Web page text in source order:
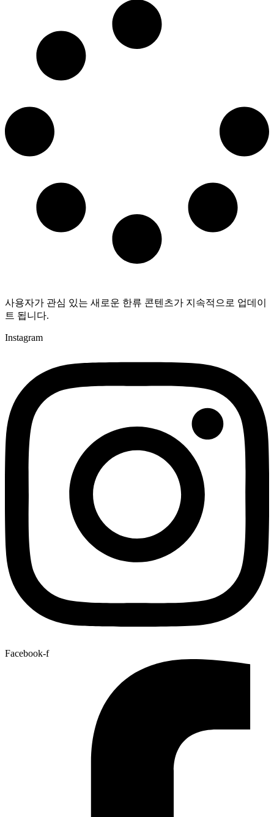
사용자가 관심 있는 새로운 한류 콘텐츠가 지속적으로 업데이
트 됩니다.
Instagram
Facebook-f